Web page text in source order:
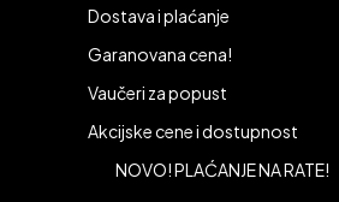
Dostava i plaćanje
Garanovana cena!
Vaučeri za popust
Akcijske cene i dostupnost
NOVO! PLAĆANJE NA RATE!